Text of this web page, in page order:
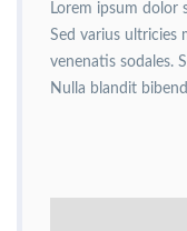
Lorem ipsum dolor
Sed varius ultricies
venenatis sodales.
Nulla blandit